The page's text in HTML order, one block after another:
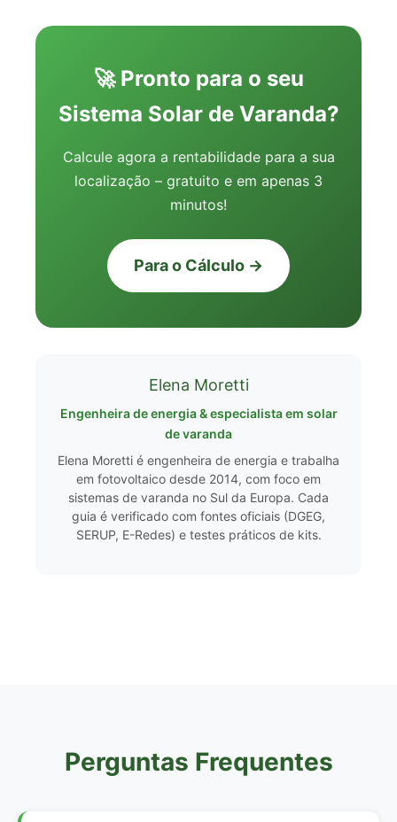
🚀 Pronto para o seu
Sistema Solar de Varanda?
Calcule agora a rentabilidade para a sua
localização – gratuito e em apenas 3
minutos!
Para o Cálculo →
Elena Moretti
Engenheira de energia & especialista em solar
de varanda
Elena Moretti é engenheira de energia e trabalha
em fotovoltaico desde 2014, com foco em
sistemas de varanda no Sul da Europa. Cada
guia é verificado com fontes oficiais (DGEG,
SERUP, E-Redes) e testes práticos de kits.
Perguntas Frequentes